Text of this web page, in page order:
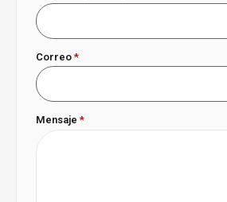
Correo*
Mensaje*